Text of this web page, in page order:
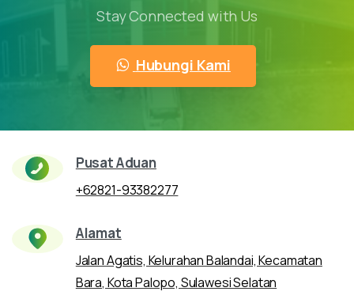
Stay Connected with Us
Hubungi Kami
Pusat Aduan
+62821-93382277
Alamat
Jalan Agatis, Kelurahan Balandai, Kecamatan
Bara, Kota Palopo, Sulawesi Selatan